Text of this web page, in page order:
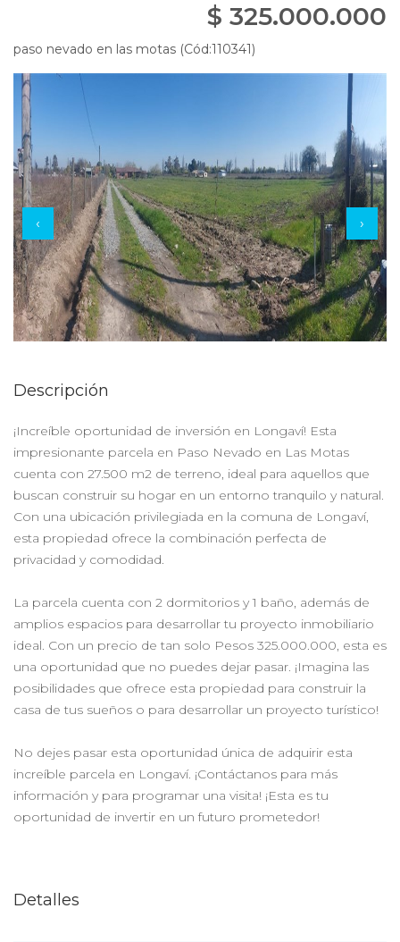
$ 325.000.000
paso nevado en las motas (Cód:110341)
‹ ›
Descripción
¡Increíble oportunidad de inversión en Longaví! Esta
impresionante parcela en Paso Nevado en Las Motas
cuenta con 27.500 m2 de terreno, ideal para aquellos que
buscan construir su hogar en un entorno tranquilo y natural.
Con una ubicación privilegiada en la comuna de Longaví,
esta propiedad ofrece la combinación perfecta de
privacidad y comodidad.
La parcela cuenta con 2 dormitorios y 1 baño, además de
amplios espacios para desarrollar tu proyecto inmobiliario
ideal. Con un precio de tan solo Pesos 325.000.000, esta es
una oportunidad que no puedes dejar pasar. ¡Imagina las
posibilidades que ofrece esta propiedad para construir la
casa de tus sueños o para desarrollar un proyecto turístico!
No dejes pasar esta oportunidad única de adquirir esta
increíble parcela en Longaví. ¡Contáctanos para más
información y para programar una visita! ¡Esta es tu
oportunidad de invertir en un futuro prometedor!
Detalles